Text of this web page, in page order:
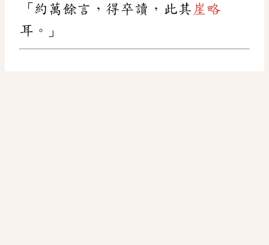
「約萬餘言，得卒讀，此其 崖略
耳。」